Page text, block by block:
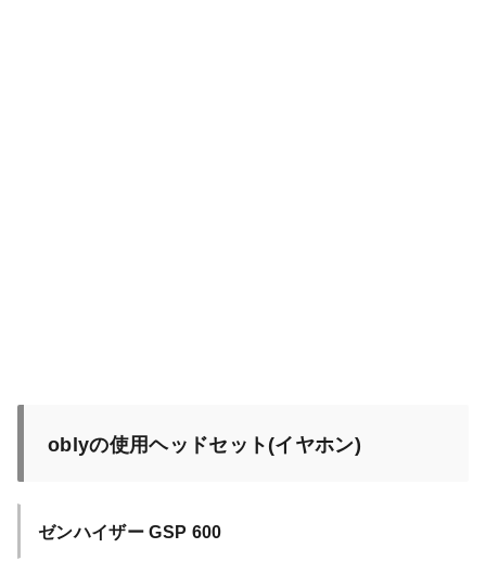
oblyの使用ヘッドセット(イヤホン)
ゼンハイザー GSP 600